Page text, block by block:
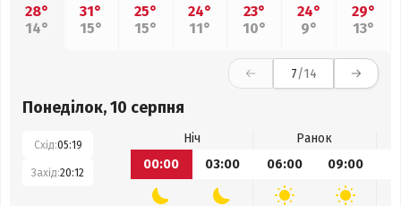
28°
14°
31°
15°
25°
15°
24°
11°
23°
10°
24°
9°
29°
13°
7/14
Понеділок, 10 серпня
Схід:05:19
Захід:20:12
Ніч
Ранок
00:00
03:00 06:00 09:00